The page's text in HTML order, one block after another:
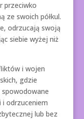
przeciwko
ze swoich półkul.
odrzucają swoją
siebie wyżej niż
i wojen
gdzie
odrzuceniem
lub bez